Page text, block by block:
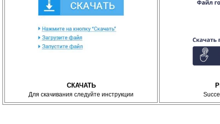
СКАЧАТЬ
Для скачивания следуйте инструкции